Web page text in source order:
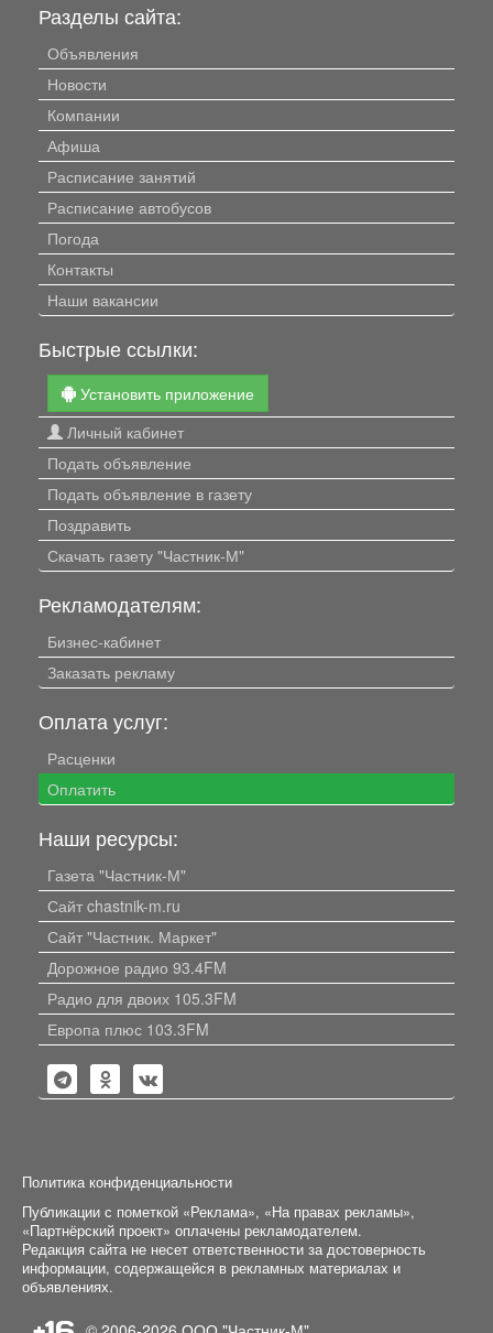
Разделы сайта:
Объявления
Новости
Компании
Афиша
Расписание занятий
Расписание автобусов
Погода
Контакты
Наши вакансии
Быстрые ссылки:
Установить приложение
Личный кабинет
Подать объявление
Подать объявление в газету
Поздравить
Скачать газету "Частник-М"
Рекламодателям:
Бизнес-кабинет
Заказать рекламу
Оплата услуг:
Расценки
Оплатить
Наши ресурсы:
Газета "Частник-М"
Сайт chastnik-m.ru
Сайт "Частник. Маркет"
Дорожное радио 93.4FM
Радио для двоих 105.3FM
Европа плюс 103.3FM
Политика конфиденциальности
Публикации с пометкой «Реклама», «На правах рекламы»,
«Партнёрский проект» оплачены рекламодателем.
Редакция сайта не несет ответственности за достоверность
информации, содержащейся в рекламных материалах и
объявлениях.